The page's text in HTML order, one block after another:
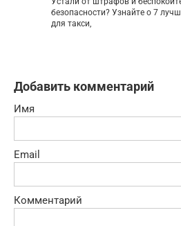
безопасности? Узнайте о 7
для такси,
Добавить комментарий
Имя
Email
Комментарий